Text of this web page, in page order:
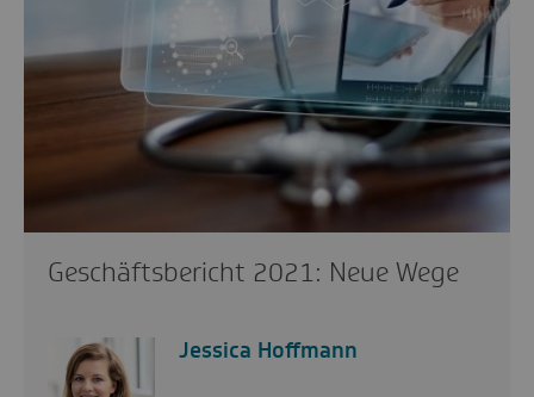
Geschäftsbericht 2021: Neue Wege
Jessica Hoffmann